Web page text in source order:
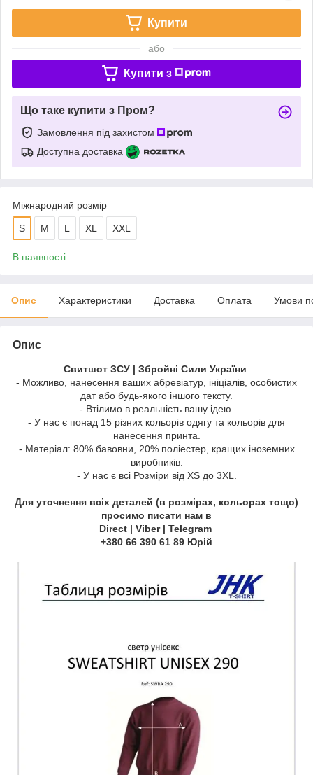
Купити
або
Купити з
Що таке купити з Пром?
Замовлення під захистом
Доступна доставка
Міжнародний розмір
S M L XL XXL
В наявності
Опис Характеристики Доставка Оплата Умови
Опис
Свитшот ЗСУ | Збройні Сили України
- Можливо, нанесення ваших абревіатур, ініціалів, особистих
дат або будь-якого іншого тексту.
- Втілимо в реальність вашу ідею.
- У нас є понад 15 різних кольорів одягу та кольорів для
нанесення принта.
- Матеріал: 80% бавовни, 20% поліестер, кращих іноземних
виробників.
- У нас є всі Розміри від XS до 3XL.
Для уточнення всіх деталей (в розмірах, кольорах тощо)
просимо писати нам в
Direct | Viber | Telegram
+380 66 390 61 89 Юрій